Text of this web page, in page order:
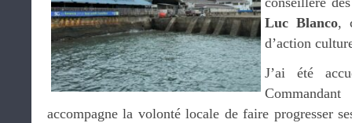
Luc Blanco,
d’action
J’ai été
accompagne la volonté locale de faire progresser